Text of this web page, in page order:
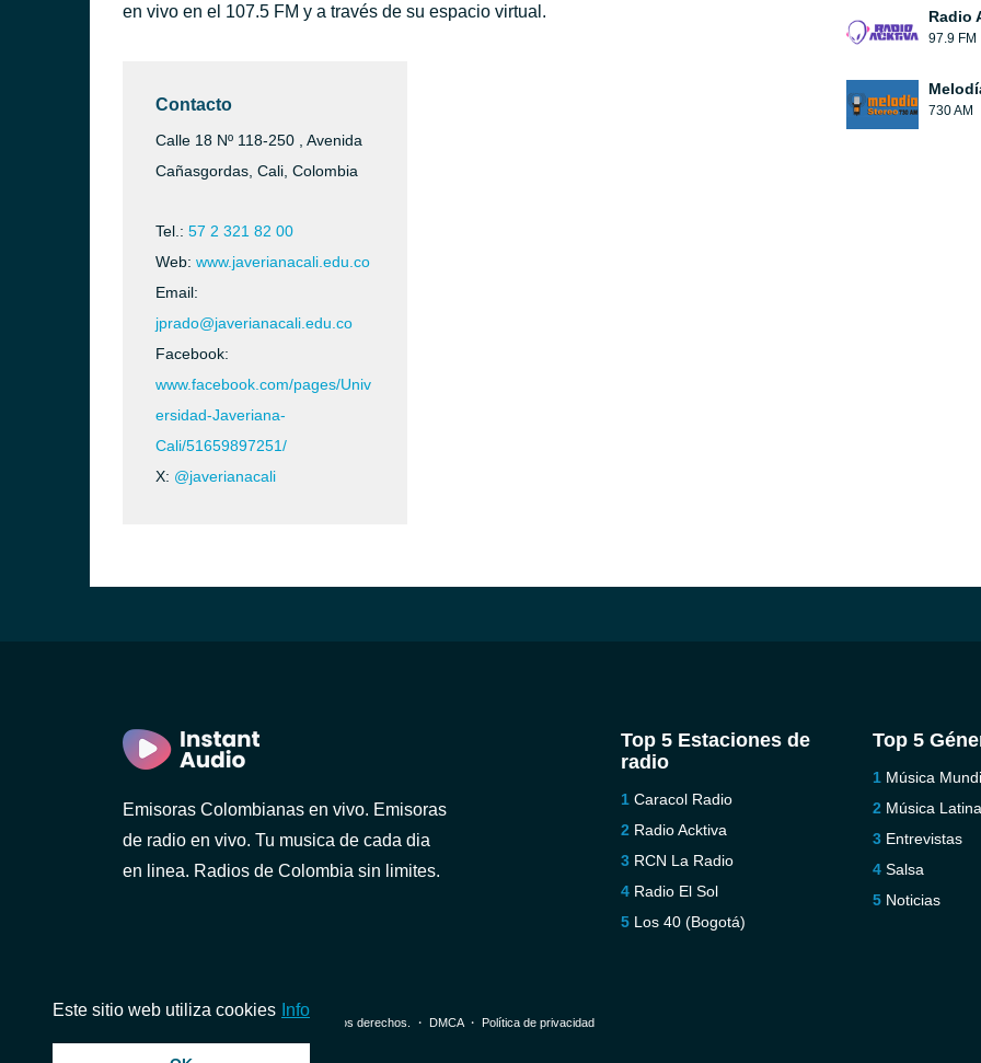
Varios
Mc. Sar & The Real Mccoy, Anot
en vivo en el 107.5 FM y a través de su espacio virtual.
Contacto
Calle 18 Nº 118-250 , Avenida
Cañasgordas, Cali, Colombia
Tel.: 57 2 321 82 00
Web: www.javerianacali.edu.co
Email:
jprado@javerianacali.edu.co
Facebook:
www.facebook.com/pages/Univ
ersidad-Javeriana-
Cali/51659897251/
X: @javerianacali
Radio
97.9 FM
730 AM
Emisoras Colombianas en vivo. Emisoras
de radio en vivo. Tu musica de cada dia
en linea. Radios de Colombia sin limites.
Top 5 Estaciones de
radio
Caracol Radio
Radio Acktiva
RCN La Radio
Radio El Sol
Los 40 (Bogotá)
Top 5
Música
Música Latina
Entrevistas
Salsa
Noticias
© 2026 InstantAudio. Reservados todos los derechos. ・ DMCA・ Política de privacidad
Este sitio web utiliza cookies Info